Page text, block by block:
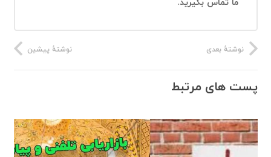
ما تماس بگیرید.
نوشتهٔ پیشین نوشتهٔ بعدی
پست های مرتبط